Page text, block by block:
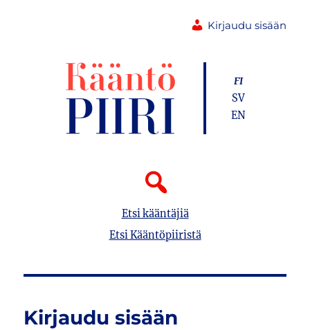
Kirjaudu sisään
Etsi kääntäjiä
Etsi Kääntöpiiristä
FI
SV
EN
Kirjaudu sisään